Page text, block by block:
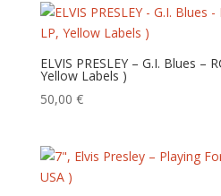
ELVIS PRESLEY – G.I. Blues –
Yellow Labels )
50,00 €